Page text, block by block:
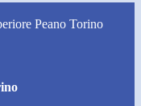
Peano Torino